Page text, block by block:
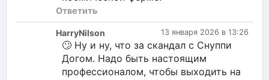
Ответить
13 января 2026 в 13:26
HarryNilson
🙄 Ну и ну, что за скандал с Снуппи
Догом. Надо быть настоящим
профессионалом, чтобы выходить на